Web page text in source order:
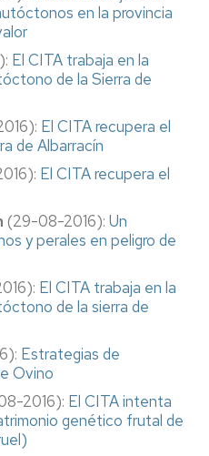
en la provincia
El CITA trabaja en la
de la Sierra de
El CITA recupera el
de Albarracín
El CITA recupera el
(29-08-2016): Un
y perales en peligro de
El CITA trabaja en la
de la sierra de
Estrategias de
Ovino
2016): El CITA intenta
genético frutal de